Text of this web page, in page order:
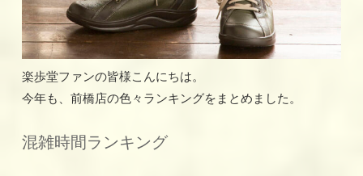
楽歩堂ファンの皆様こんにちは。
今年も、前橋店の色々ランキングをまとめました。
混雑時間ランキング